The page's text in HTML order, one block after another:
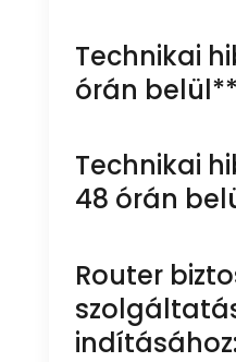
Technikai
órán
Technikai
48 órán
Router
indításához: